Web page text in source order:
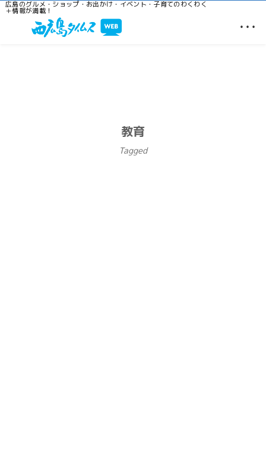
広島のグルメ・ショップ・お出かけ・イベント・子育てのわくわく
＋情報が満載！
…
教育
Tagged